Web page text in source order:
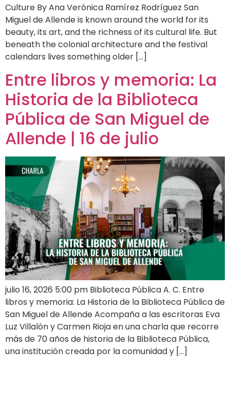
Culture By Ana Verónica Ramírez Rodríguez San
Miguel de Allende is known around the world for its
beauty, its art, and the richness of its cultural life. But
beneath the colonial architecture and the festival
calendars lives something older […]
Entre libros y memoria: La
Historia de la Biblioteca
Pública de San Miguel de
Allende | 16 de julio
julio 16, 2026 5:00 pm Biblioteca Pública A. C. Entre
libros y memoria: La Historia de la Biblioteca Pública de
San Miguel de Allende Acompaña a las escritoras Eva
Luz Villalón y Carmen Rioja en una charla que recorre
más de 70 años de historia de la Biblioteca Pública,
una institución creada por la comunidad y […]